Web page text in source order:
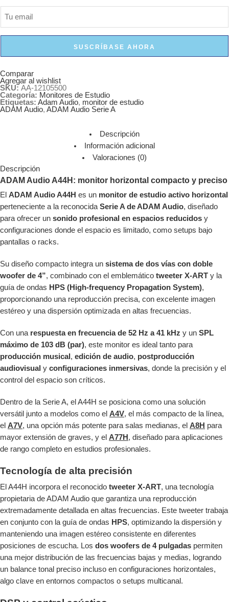
SUSCRÍBASE AHORA
Comparar
Agregar al wishlist
SKU: AA-12105500
Categoría: Monitores de Estudio
Etiquetas: Adam Audio, monitor de estudio
ADAM Audio, ADAM Audio Serie A
Descripción
Información adicional
Valoraciones (0)
Descripción
ADAM Audio A44H: monitor horizontal compacto y preciso
El ADAM Audio A44H es un monitor de estudio activo horizontal
perteneciente a la reconocida Serie A de ADAM Audio, diseñado
para ofrecer un sonido profesional en espacios reducidos y
configuraciones donde el espacio es limitado, como setups bajo
pantallas o racks.
Su diseño compacto integra un sistema de dos vías con doble
woofer de 4”, combinado con el emblemático tweeter X-ART y la
guía de ondas HPS (High-frequency Propagation System),
proporcionando una reproducción precisa, con excelente imagen
estéreo y una dispersión optimizada en altas frecuencias.
Con una respuesta en frecuencia de 52 Hz a 41 kHz y un SPL
máximo de 103 dB (par), este monitor es ideal tanto para
producción musical , edición de audio, postproducción
audiovisual y configuraciones inmersivas, donde la precisión y el
control del espacio son críticos.
Dentro de la Serie A, el A44H se posiciona como una solución
versátil junto a modelos como el A4V, el más compacto de la línea,
el A7V, una opción más potente para salas medianas, el A8H para
mayor extensión de graves, y el A77H , diseñado para aplicaciones
de rango completo en estudios profesionales.
Tecnología de alta precisión
El A44H incorpora el reconocido tweeter X-ART, una tecnología
propietaria de ADAM Audio que garantiza una reproducción
extremadamente detallada en altas frecuencias. Este tweeter trabaja
en conjunto con la guía de ondas HPS, optimizando la dispersión y
manteniendo una imagen estéreo consistente en diferentes
posiciones de escucha. Los dos woofers de 4 pulgadas permiten
una mejor distribución de las frecuencias bajas y medias, logrando
un balance tonal preciso incluso en configuraciones horizontales,
algo clave en entornos compactos o setups multicanal.